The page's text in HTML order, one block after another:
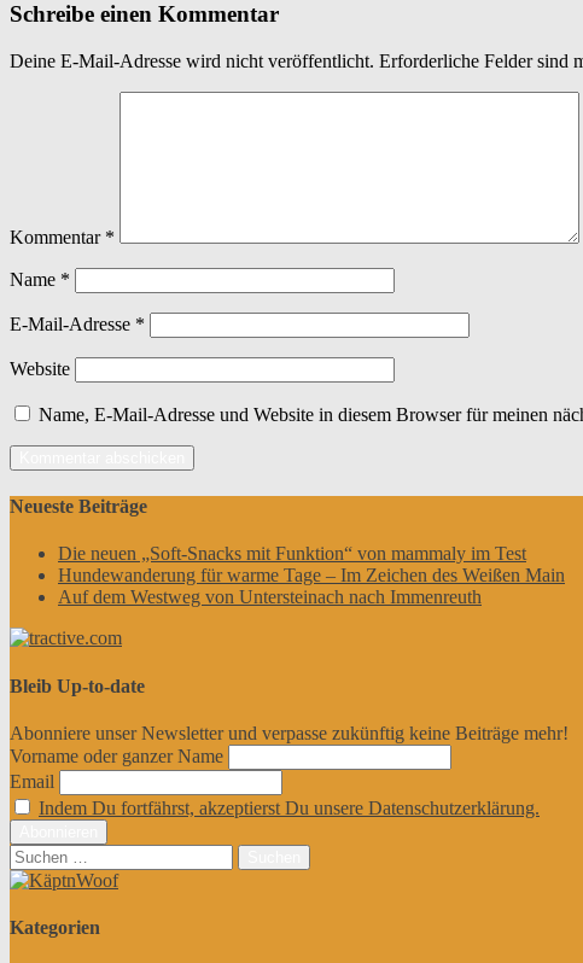
Schreibe einen Kommentar
Deine E-Mail-Adresse wird nicht veröffentlicht. Erforderliche Felder sind
Kommentar *
Name *
E-Mail-Adresse *
Website
Name, E-Mail-Adresse und Website in diesem Browser für meinen
Neueste Beiträge
Die neuen „Soft-Snacks mit Funktion“ von mammaly im Test
Hundewanderung für warme Tage – Im Zeichen des Weißen Main
Auf dem Westweg von Untersteinach nach Immenreuth
Bleib Up-to-date
Abonniere unser Newsletter und verpasse zukünftig keine Beiträge mehr!
Vorname oder ganzer Name
Email
Indem Du fortfährst, akzeptierst Du unsere Datenschutzerklärung.
Suchen
nach:
Kategorien